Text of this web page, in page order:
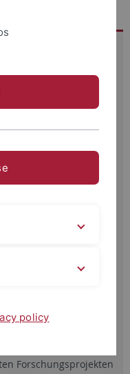
Bandbreite
für Sensoren,
Spektrum der
wurden Impulse,
Autonomie
und Fairness ab.
Forschungsprojekten
policy